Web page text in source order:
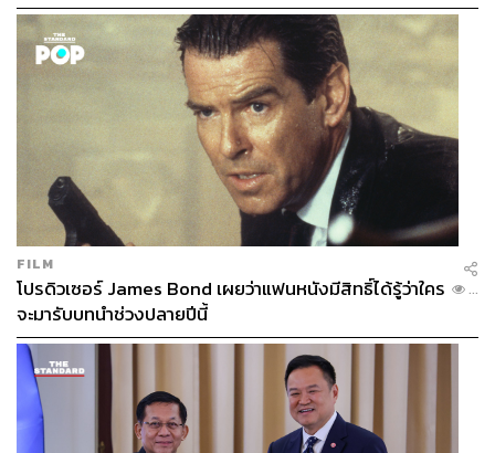
FILM
โปรดิวเซอร์ James Bond เผยว่าแฟนหนังมีสิทธิ์ได้รู้ว่าใคร
จะมารับบทนำช่วงปลายปีนี้
...